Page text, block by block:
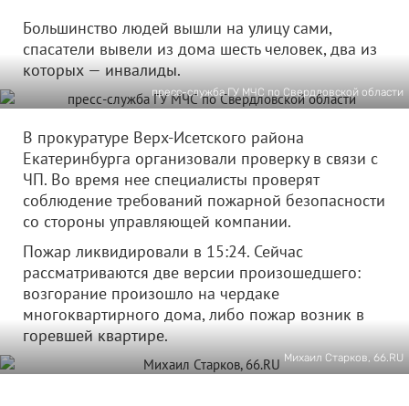
Большинство людей вышли на улицу сами,
спасатели вывели из дома шесть человек, два из
которых — инвалиды.
пресс-служба ГУ МЧС по Свердловской области
В прокуратуре Верх-Исетского района
Екатеринбурга организовали проверку в связи с
ЧП. Во время нее специалисты проверят
соблюдение требований пожарной безопасности
со стороны управляющей компании.
Пожар ликвидировали в 15:24. Сейчас
рассматриваются две версии произошедшего:
возгорание произошло на чердаке
многоквартирного дома, либо пожар возник в
горевшей квартире.
Михаил Старков, 66.RU